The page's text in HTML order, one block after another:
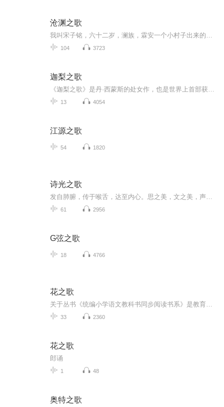
沧渊之歌
104 3723
迦梨之歌
13 4054
江源之歌
54 1820
诗光之歌
61 2956
G弦之歌
18 4766
花之歌
33 2360
花之歌
郎诵
1 48
奥特之歌